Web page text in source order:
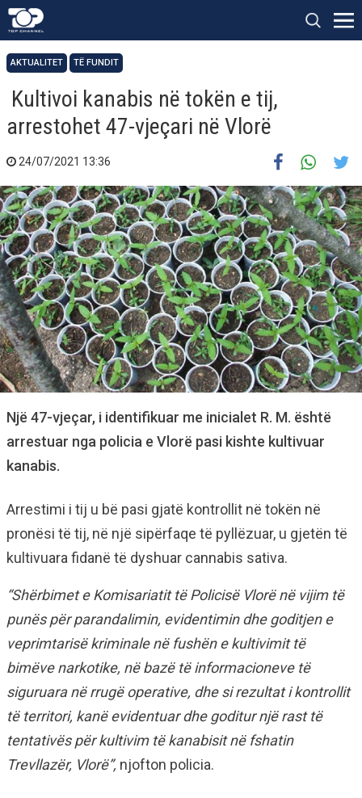
AKTUALITET TË FUNDIT
Kultivoi kanabis në tokën e tij,
arrestohet 47-vjeçari në Vlorë
24/07/2021 13:36
Një 47-vjeçar, i identifikuar me inicialet R. M. është
arrestuar nga policia e Vlorë pasi kishte kultivuar
kanabis.
Arrestimi i tij u bë pasi gjatë kontrollit në tokën në
pronësi të tij, në një sipërfaqe të pyllëzuar, u gjetën të
kultivuara fidanë të dyshuar cannabis sativa.
“Shërbimet e Komisariatit të Policisë Vlorë në vijim të
punës për parandalimin, evidentimin dhe goditjen e
veprimtarisë kriminale në fushën e kultivimit të
bimëve narkotike, në bazë të informacioneve të
siguruara në rrugë operative, dhe si rezultat i kontrollit
të territori, kanë evidentuar dhe goditur një rast të
tentativës për kultivim të kanabisit në fshatin
Trevllazër, Vlorë”, njofton policia.